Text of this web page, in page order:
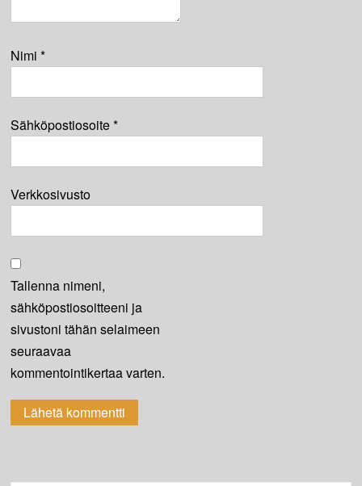
Nimi*
Sähköpostiosoite*
Verkkosivusto
Tallenna nimeni,
sähköpostiosoitteeni ja
sivustoni tähän selaimeen
seuraavaa
kommentointikertaa varten.